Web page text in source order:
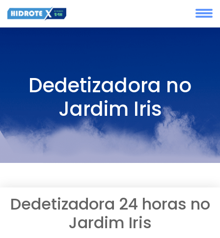
Dedetizadora no
Jardim Iris
Dedetizadora 24 horas no
Jardim Iris